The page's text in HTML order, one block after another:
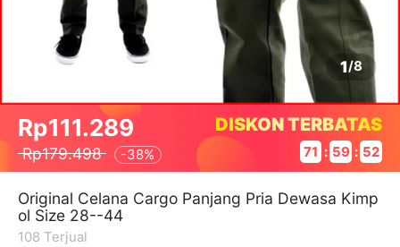
1/8
Rp111.289
Rp179.498 -38%
DISKON TERBATAS
71 : 59 : 52
Original Celana Cargo Panjang Pria Dewasa Kimp
ol Size 28--44
108 Terjual